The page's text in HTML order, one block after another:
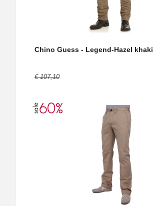
Chino Guess - Legend-Hazel khaki
€ 107,10